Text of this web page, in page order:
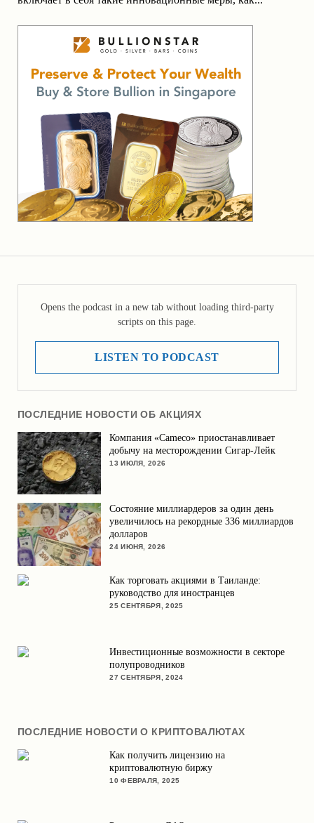
Opens the podcast in a new tab without loading third-party
scripts on this page.
LISTEN TO PODCAST
ПОСЛЕДНИЕ НОВОСТИ ОБ АКЦИЯХ
Компания «Cameco» приостанавливает
добычу на месторождении Сигар-Лейк
13 ИЮЛЯ, 2026
Состояние миллиардеров за один день
увеличилось на рекордные 336 миллиардов
долларов
24 ИЮНЯ, 2026
Как торговать акциями в Таиланде:
руководство для иностранцев
25 СЕНТЯБРЯ, 2025
Инвестиционные возможности в секторе
полупроводников
27 СЕНТЯБРЯ, 2024
ПОСЛЕДНИЕ НОВОСТИ О КРИПТОВАЛЮТАХ
Как получить лицензию на
криптовалютную биржу
10 ФЕВРАЛЯ, 2025